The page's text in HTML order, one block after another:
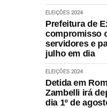
ELEIÇÕES 2024
Prefeitura de
compromisso
servidores e
julho em dia
ELEIÇÕES 2024
Detida em
Zambelli irá
dia 1º de